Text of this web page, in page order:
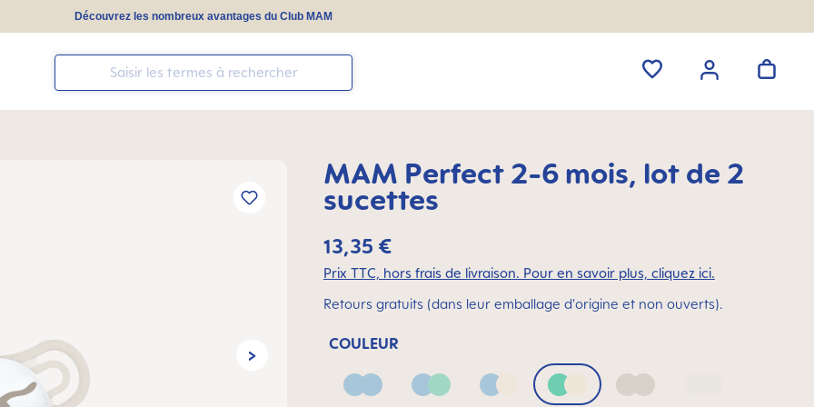
Découvrez les nombreux avantages du Club MAM
MAM Perfect 2-6 mois, lot de 2
sucettes
13,35 €
Prix TTC, hors frais de livraison. Pour en savoir plus, cliquez ici.
Retours gratuits (dans leur emballage d'origine et non ouverts).
COULEUR
Blue Blue & GreenBlue & NeutralGreen & Neutral
Neutral